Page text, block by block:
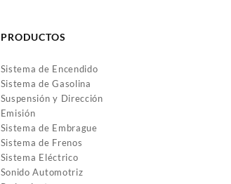
PRODUCTOS
Sistema de Encendido
Sistema de Gasolina
Suspensión y Dirección
Emisión
Sistema de Embrague
Sistema de Frenos
Sistema Eléctrico
Sonido Automotriz